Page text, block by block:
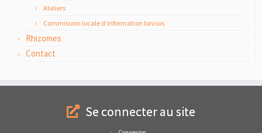
Ateliers
Commission locale d’information Ionisos
Rhizomes
Contact
Se connecter au site